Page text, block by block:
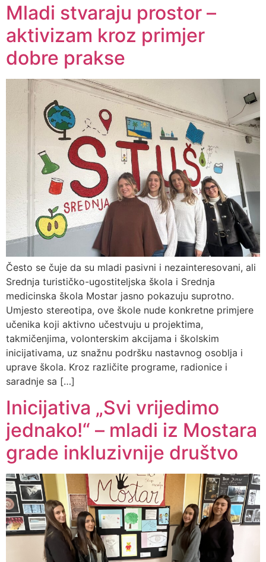
Mladi stvaraju prostor –
aktivizam kroz primjer
dobre prakse
Često se čuje da su mladi pasivni i nezainteresovani, ali
Srednja turističko-ugostiteljska škola i Srednja
medicinska škola Mostar jasno pokazuju suprotno.
Umjesto stereotipa, ove škole nude konkretne primjere
učenika koji aktivno učestvuju u projektima,
takmičenjima, volonterskim akcijama i školskim
inicijativama, uz snažnu podršku nastavnog osoblja i
uprave škola. Kroz različite programe, radionice i
saradnje sa […]
Inicijativa „Svi vrijedimo
jednako!“ – mladi iz Mostara
grade inkluzivnije društvo